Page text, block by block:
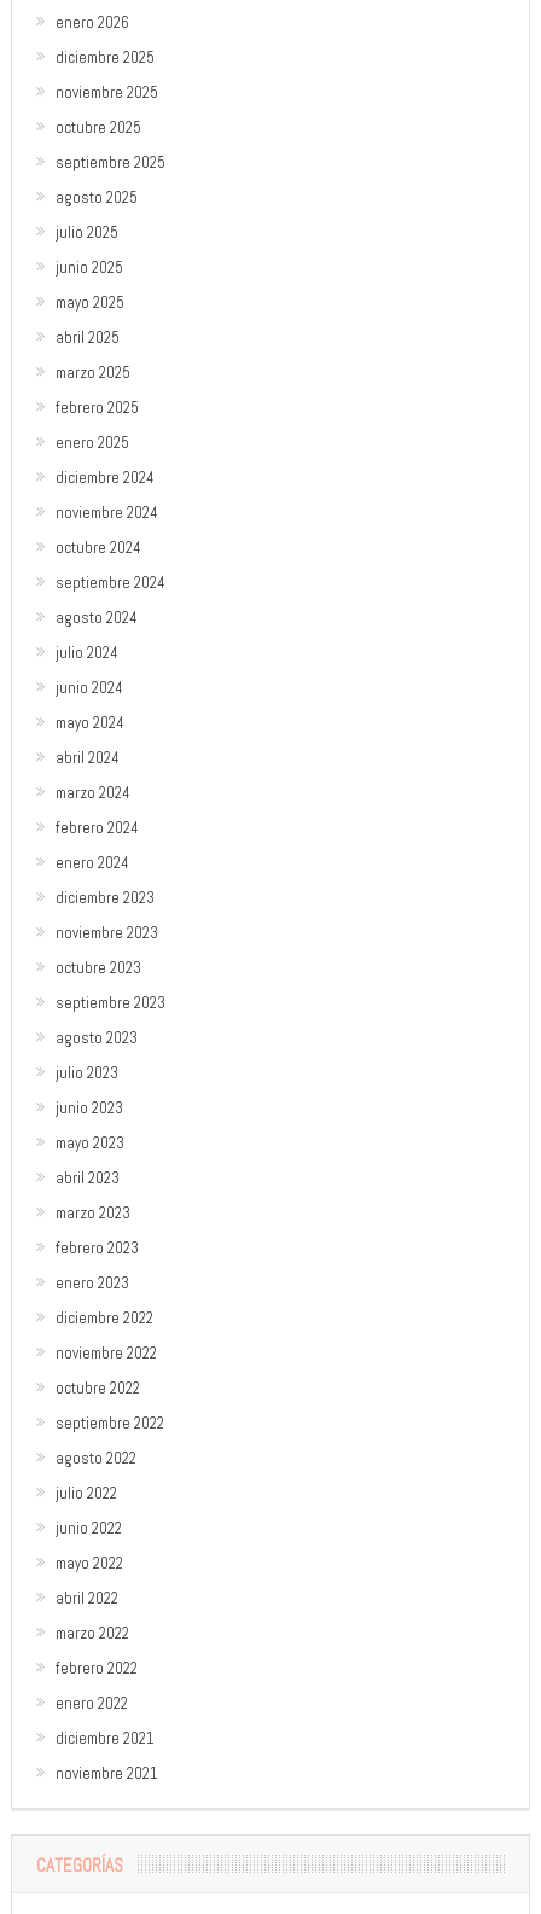
enero 2026
diciembre 2025
noviembre 2025
octubre 2025
septiembre 2025
agosto 2025
julio 2025
junio 2025
mayo 2025
abril 2025
marzo 2025
febrero 2025
enero 2025
diciembre 2024
noviembre 2024
octubre 2024
septiembre 2024
agosto 2024
julio 2024
junio 2024
mayo 2024
abril 2024
marzo 2024
febrero 2024
enero 2024
diciembre 2023
noviembre 2023
octubre 2023
septiembre 2023
agosto 2023
julio 2023
junio 2023
mayo 2023
abril 2023
marzo 2023
febrero 2023
enero 2023
diciembre 2022
noviembre 2022
octubre 2022
septiembre 2022
agosto 2022
julio 2022
junio 2022
mayo 2022
abril 2022
marzo 2022
febrero 2022
enero 2022
diciembre 2021
noviembre 2021
CATEGORÍAS